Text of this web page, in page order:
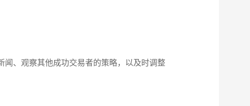
、观察其他成功交易者的策略，以及时调整